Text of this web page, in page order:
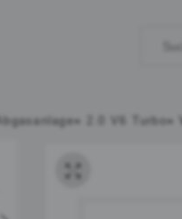
Abgasanlage» 2.0 V6 Turbo»